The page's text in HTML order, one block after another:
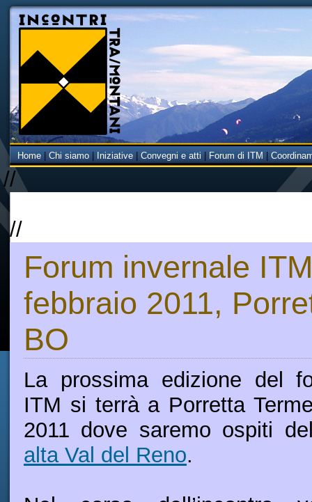
Home Chi siamo Iniziative Convegni e atti Forum di ITM
//
//
Forum invernale
febbraio 2011,
BO
La prossima edizione del
ITM si terrà a Porretta
2011 dove saremo ospiti
alta Val del Reno.